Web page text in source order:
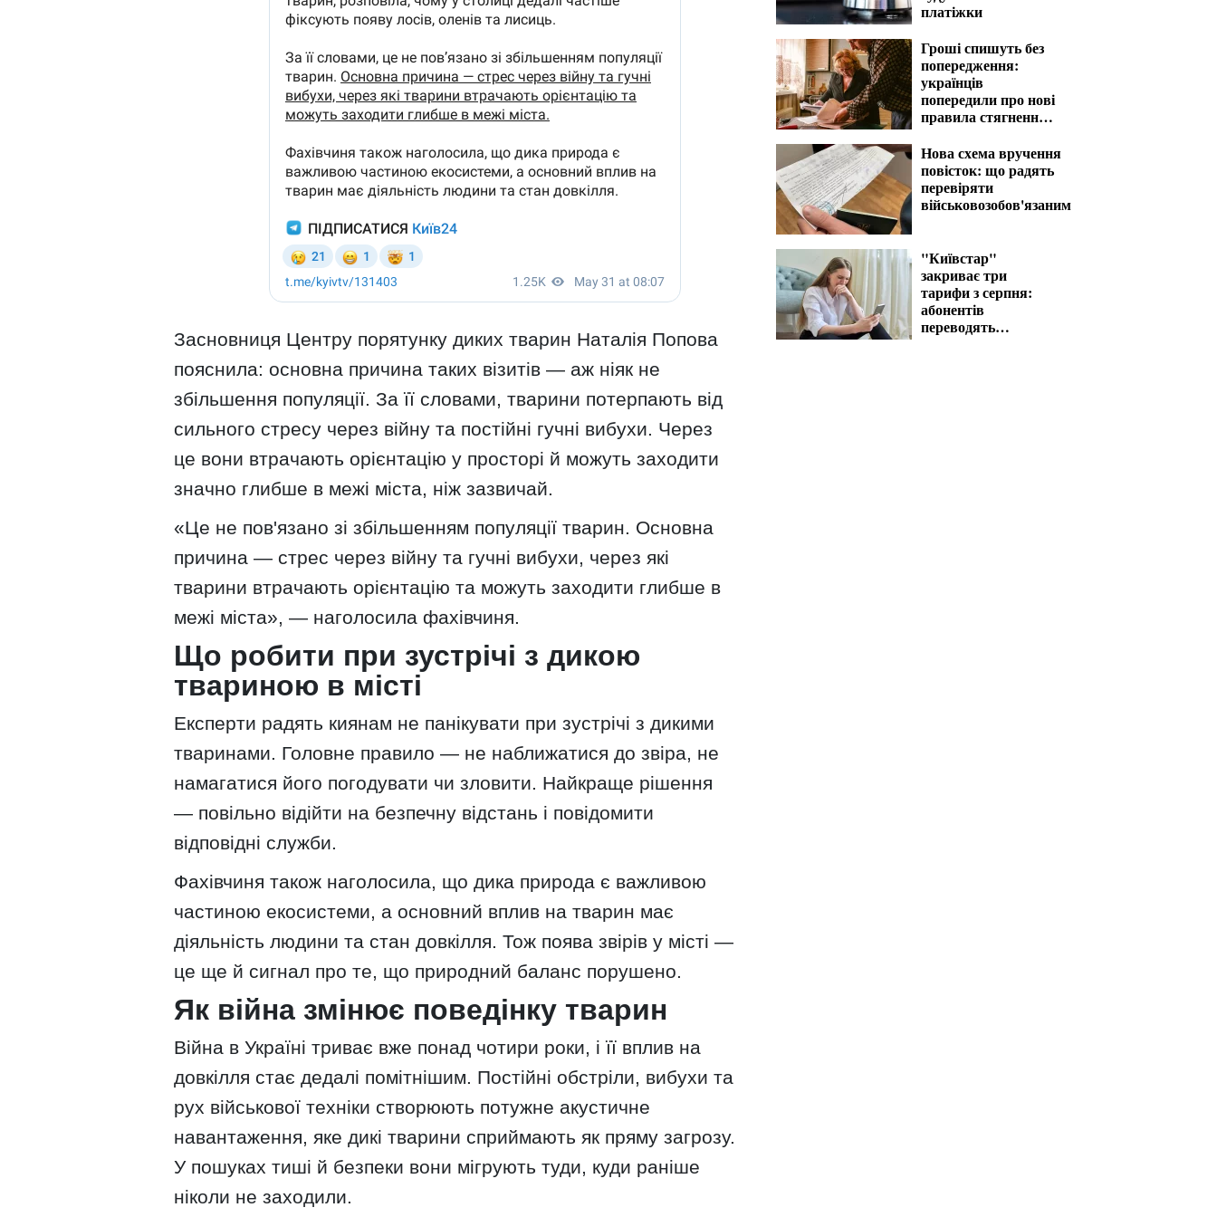
Засновниця Центру порятунку диких тварин Наталія Попова
пояснила: основна причина таких візитів — аж ніяк не
збільшення популяції. За її словами, тварини потерпають від
сильного стресу через війну та постійні гучні вибухи. Через
це вони втрачають орієнтацію у просторі й можуть заходити
значно глибше в межі міста, ніж зазвичай.
«Це не пов'язано зі збільшенням популяції тварин. Основна
причина — стрес через війну та гучні вибухи, через які
тварини втрачають орієнтацію та можуть заходити глибше в
межі міста», — наголосила фахівчиня.
Що робити при зустрічі з дикою
твариною в місті
Експерти радять киянам не панікувати при зустрічі з дикими
тваринами. Головне правило — не наближатися до звіра, не
намагатися його погодувати чи зловити. Найкраще рішення
— повільно відійти на безпечну відстань і повідомити
відповідні служби.
Фахівчиня також наголосила, що дика природа є важливою
частиною екосистеми, а основний вплив на тварин має
діяльність людини та стан довкілля. Тож поява звірів у місті —
це ще й сигнал про те, що природний баланс порушено.
Як війна змінює поведінку тварин
Війна в Україні триває вже понад чотири роки, і її вплив на
довкілля стає дедалі помітнішим. Постійні обстріли, вибухи та
рух військової техніки створюють потужне акустичне
навантаження, яке дикі тварини сприймають як пряму загрозу.
У пошуках тиші й безпеки вони мігрують туди, куди раніше
ніколи не заходили.
платіжки
Гроші спишуть без
попередження:
українців
попередили про нові
правила стягнення
Нова схема вручення
повісток: що радять
перевіряти
військовозобов'язаним
"Київстар"
закриває три
тарифи з серпня:
абонентів
переводять